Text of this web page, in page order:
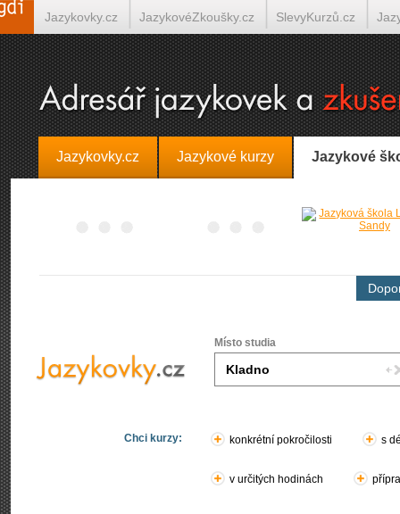
Jazykovky.cz Jazykové kurzy Jazykové
Místo studia
Chci kurzy: konkrétní pokročilosti s
v určitých hodinách
Jazykovky.cz JazykovéZkoušky.cz SlevyKurzů.cz
Španělština on-line Italština on-line Tlumočení-